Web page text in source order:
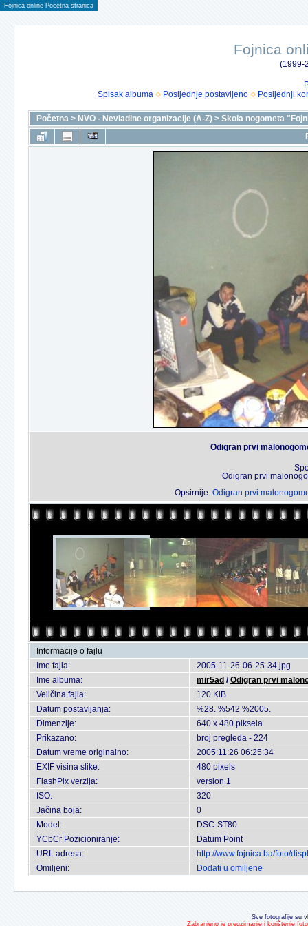
Fojnica online Pocetna stranica
Fojnica
(1999-
Spisak albuma
Posljednje postavljeno Posljednji
Početna > NVO - Nevladine organizacije (A-Z) > Skola nogometa
Odigran prvi
Odigran prvi
Opsirnije: Odigran prvi
Informacije o fajlu
Ime fajla:
2005-11-26-06-25-34.jpg
Ime albuma:
mir5ad /Odigran prvi
Veličina fajla:
120 KiB
Datum postavljanja:
%28. %542 %2005.
Dimenzije:
640 x 480 piksela
Prikazano:
broj pregleda - 224
Datum vreme originalno:
2005:11:26 06:25:34
EXIF visina slike:
480 pixels
FlashPix verzija:
version 1
ISO:
320
Jačina boja:
0
Model:
DSC-ST80
YCbCr Pozicioniranje:
Datum Point
URL adresa:
http://www.fojnica.ba/foto/
Omiljeni:
Dodati u omiljene
Sve fotografije su
Zabranjeno je preuzimanje i korištenje